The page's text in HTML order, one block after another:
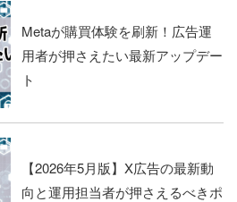
Metaが購買体験を刷新！広告運
用者が押さえたい最新アップデー
ト
【2026年5月版】X広告の最新動
向と運用担当者が押さえるべきポ